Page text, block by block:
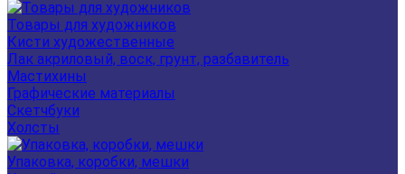
Товары для художников
Кисти художественные
Лак акриловый, воск, грунт, разбавитель
Мастихины
Графические материалы
Скетчбуки
Холсты
Упаковка, коробки, мешки